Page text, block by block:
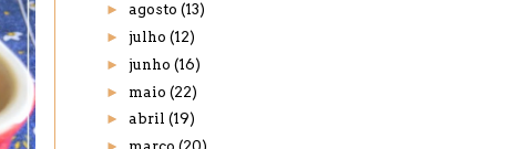
► agosto (13)
► julho (12)
► junho (16)
► maio (22)
► abril (19)